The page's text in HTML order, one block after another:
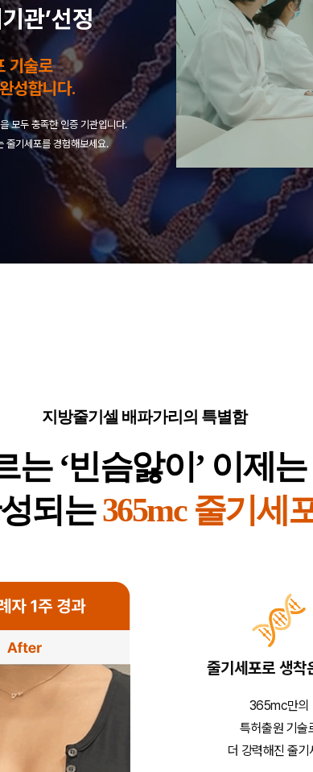
관’선정
기술로
성합니다.
모두 충족한 인증 기관입니다.
기세포를 경험해보세요.
지방줄기셀 배파가리의 특별함
는 ‘빈슴앓이’ 이제
되는365mc 줄기세
줄기세포로 생착
365mc만의
특허출원 기술
더 강력해진 줄기